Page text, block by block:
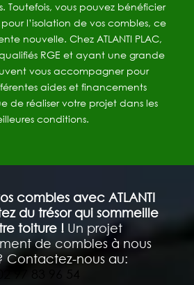
Toutefois, vous pouvez bénéficier
pour l’isolation de vos combles, ce
nouvelle. Chez ATLANTI PLAC,
RGE et ayant une grande
vous accompagner pour
aides et financements
de réaliser votre projet dans les
conditions.
combles avec ATLANTI
du trésor qui sommeille
toiture ! Un projet
de combles à nous
Contactez-nous au: